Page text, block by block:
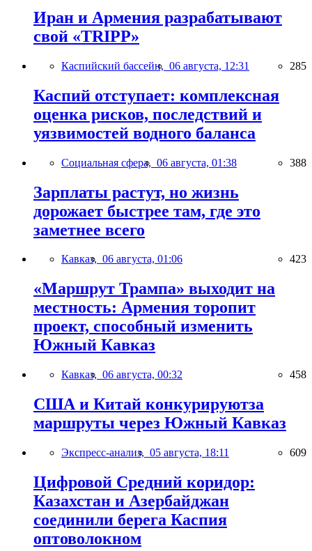
Иран и Армения разрабатывают
свой «TRIPP»
Каспийский бассейн, 06 августа, 12:31 285
Каспий отступает: комплексная
оценка рисков, последствий и
уязвимостей водного баланса
Социальная сфера, 06 августа, 01:38 388
Зарплаты растут, но жизнь
дорожает быстрее там, где это
заметнее всего
Кавказ, 06 августа, 01:06 423
«Маршрут Трампа» выходит на
местность: Армения торопит
проект, способный изменить
Южный Кавказ
Кавказ, 06 августа, 00:32 458
США и Китай конкурируютза
маршруты через Южный Кавказ
Экспресс-анализ, 05 августа, 18:11 609
Цифровой Средний коридор:
Казахстан и Азербайджан
соединили берега Каспия
оптоволокном